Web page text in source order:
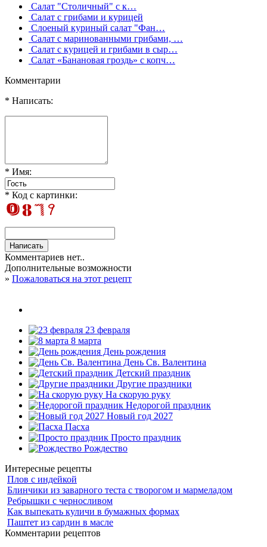
Салат "Столичный" с к…
Салат с грибами и курицей
Слоеный куриный салат "Фан…
Салат с маринованными грибами, …
Салат с курицей и грибами в сыр…
Салат «Банановая гроздь» с копч…
Комментарии
* Написать:
* Имя:
* Код с картинки:
Комментариев нет..
Дополнительные возможности
» Пожаловаться на этот рецепт
23 февраля
8 марта
День рождения
День Св. Валентина
Детский праздник
Другие праздники
На скорую руку
Недорогой праздник
Новый год 2027
Пасха
Просто праздник
Рождество
Интересные рецепты
Плов с индейкой
Блинчики из заварного теста с творогом и мармеладом
Ребрышки с черносливом
Как выпекать куличи в бумажных формах
Паштет из сардин в масле
Комментарии рецептов